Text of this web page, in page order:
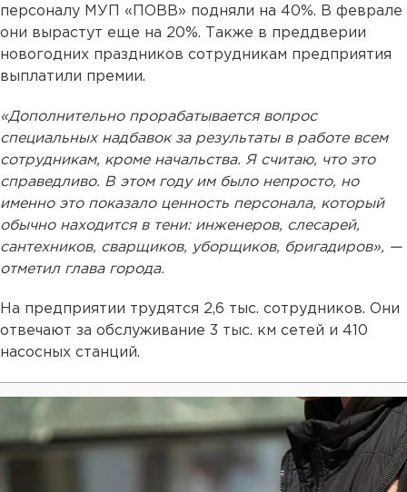
персоналу МУП «ПОВВ» подняли на 40%. В феврале
они вырастут еще на 20%. Также в преддверии
новогодних праздников сотрудникам предприятия
выплатили премии.
«Дополнительно прорабатывается вопрос
специальных надбавок за результаты в работе всем
сотрудникам, кроме начальства. Я считаю, что это
справедливо. В этом году им было непросто, но
именно это показало ценность персонала, который
обычно находится в тени: инженеров, слесарей,
сантехников, сварщиков, уборщиков, бригадиров», —
отметил глава города.
На предприятии трудятся 2,6 тыс. сотрудников. Они
отвечают за обслуживание 3 тыс. км сетей и 410
насосных станций.